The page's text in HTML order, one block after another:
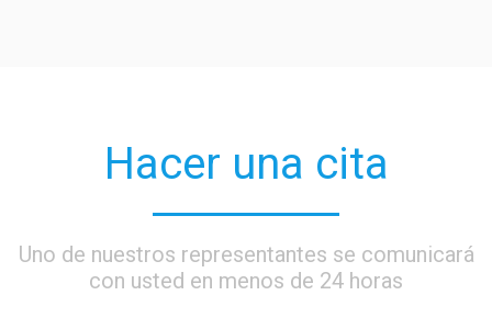
Hacer una cita
Uno de nuestros representantes se comunicará
con usted en menos de 24 horas